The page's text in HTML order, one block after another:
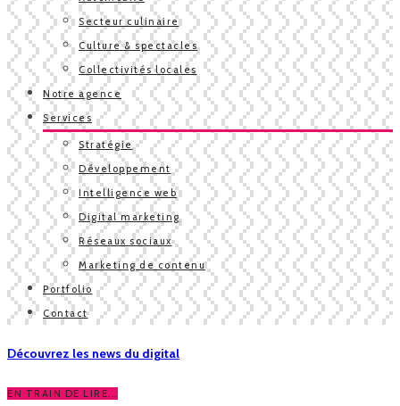
Secteur culinaire
Culture & spectacles
Collectivités locales
Notre agence
Services
Stratégie
Développement
Intelligence web
Digital marketing
Réseaux sociaux
Marketing de contenu
Portfolio
Contact
Découvrez les news du digital
EN TRAIN DE LIRE...